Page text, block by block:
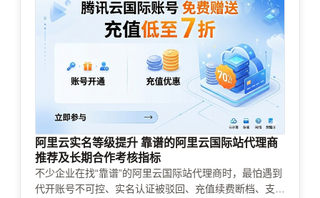
阿里云实名等级提升 靠谱的阿里云国际站代理商
推荐及长期合作考核指标
不少企业在找“靠谱”的阿里云国际站代理商时，最怕遇到
代开账号不可控、实名认证被驳回、充值续费断档、支付